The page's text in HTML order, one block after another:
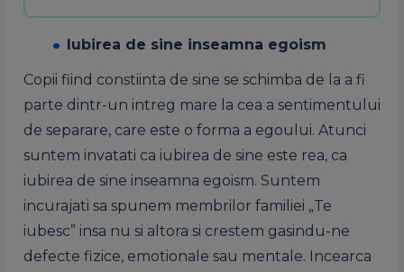
Iubirea de sine inseamna egoism
Copii fiind constiinta de sine se schimba de la a fi
parte dintr-un intreg mare la cea a sentimentului
de separare, care este o forma a egoului. Atunci
suntem invatati ca iubirea de sine este rea, ca
iubirea de sine inseamna egoism. Suntem
incurajati sa spunem membrilor familiei „Te
iubesc” insa nu si altora si crestem gasindu-ne
defecte fizice, emotionale sau mentale. Incearca